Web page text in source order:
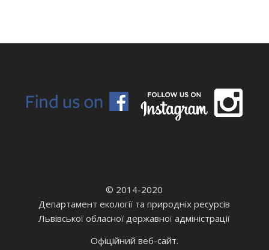
© 2014-2020
Департамент екології та природніх ресурсів
Львівської обласної державної адміністрації
Офіційний веб-сайт.